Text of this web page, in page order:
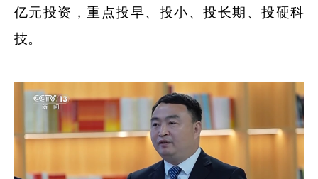
亿元投资，重点投早、投小、投长期、投硬科
技。